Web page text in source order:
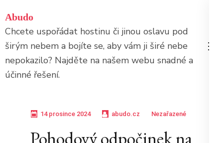
na
obsah
(stiskněte
Enter)
Abudo
Chcete uspořádat hostinu či jinou oslavu pod
širým nebem a bojíte se, aby vám ji širé nebe
nepokazilo? Najděte na našem webu snadné a
účinné řešení.
14 prosince 2024 abudo.cz Nezařazené
Pohodový odpočinek na